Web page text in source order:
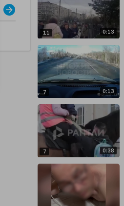
11 0:13
7 0:13
7 0:38